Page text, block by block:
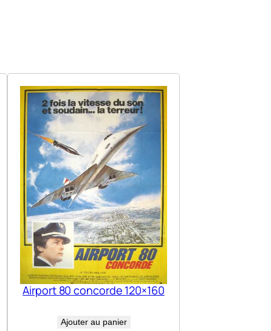
Airport 80 concorde 120×160
Ajouter au panier